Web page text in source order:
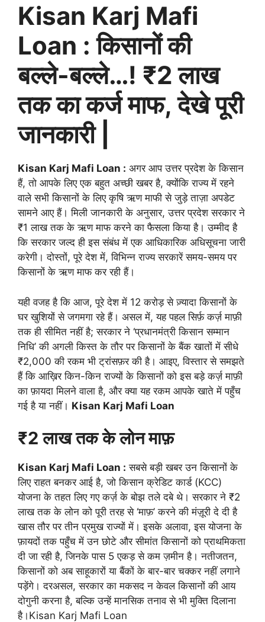
Kisan Karj Mafi
Loan : किसानों की
बल्ले-बल्ले…! ₹2 लाख
तक का कर्ज माफ, देखे पूरी
जानकारी |
Kisan Karj Mafi Loan : अगर आप उत्तर प्रदेश के किसान
हैं, तो आपके लिए एक बहुत अच्छी खबर है, क्योंकि राज्य में रहने
वाले सभी किसानों के लिए कृषि ऋण माफी से जुड़े ताज़ा अपडेट
सामने आए हैं। मिली जानकारी के अनुसार, उत्तर प्रदेश सरकार ने
₹1 लाख तक के ऋण माफ करने का फैसला किया है। उम्मीद है
कि सरकार जल्द ही इस संबंध में एक आधिकारिक अधिसूचना जारी
करेगी। दोस्तों, पूरे देश में, विभिन्न राज्य सरकारें समय-समय पर
किसानों के ऋण माफ कर रही हैं।
यही वजह है कि आज, पूरे देश में 12 करोड़ से ज़्यादा किसानों के
घर खुशियों से जगमगा रहे हैं। असल में, यह पहल सिर्फ़ कर्ज़ माफ़ी
तक ही सीमित नहीं है; सरकार ने ‘प्रधानमंत्री किसान सम्मान
निधि’ की अगली किस्त के तौर पर किसानों के बैंक खातों में सीधे
₹2,000 की रकम भी ट्रांसफ़र की है। आइए, विस्तार से समझते
हैं कि आख़िर किन-किन राज्यों के किसानों को इस बड़े कर्ज़ माफ़ी
का फ़ायदा मिलने वाला है, और क्या यह रकम आपके खाते में पहुँच
गई है या नहीं। Kisan Karj Mafi Loan
₹2 लाख तक के लोन माफ़
Kisan Karj Mafi Loan : सबसे बड़ी खबर उन किसानों के
लिए राहत बनकर आई है, जो किसान क्रेडिट कार्ड (KCC)
योजना के तहत लिए गए कर्ज़ के बोझ तले दबे थे। सरकार ने ₹2
लाख तक के लोन को पूरी तरह से ‘माफ़’ करने की मंज़ूरी दे दी है
खास तौर पर तीन प्रमुख राज्यों में। इसके अलावा, इस योजना के
फ़ायदों तक पहुँच में उन छोटे और सीमांत किसानों को प्राथमिकता
दी जा रही है, जिनके पास 5 एकड़ से कम ज़मीन है। नतीजतन,
किसानों को अब साहूकारों या बैंकों के बार-बार चक्कर नहीं लगाने
पड़ेंगे। दरअसल, सरकार का मकसद न केवल किसानों की आय
दोगुनी करना है, बल्कि उन्हें मानसिक तनाव से भी मुक्ति दिलाना
है।Kisan Karj Mafi Loan